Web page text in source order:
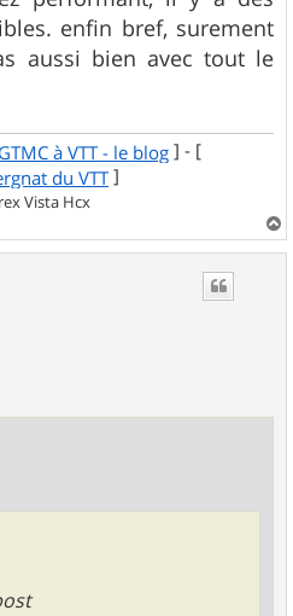
enfin bref, surement
aussi bien avec tout le
à VTT - le blog ] - [
du VTT ]
Vista Hcx
a